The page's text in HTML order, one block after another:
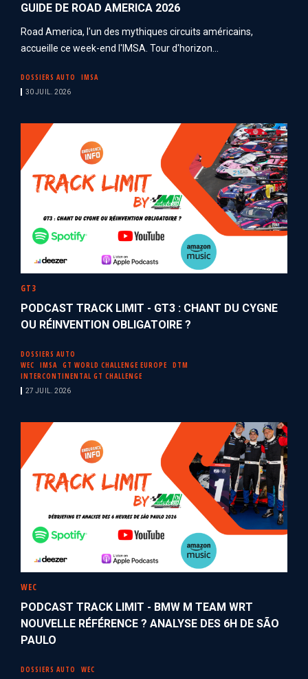
GUIDE DE ROAD AMERICA 2026
Road America, l'un des mythiques circuits américains,
accueille ce week-end l'IMSA. Tour d'horizon...
DOSSIERS AUTO IMSA
30 JUIL. 2026
GT3
PODCAST TRACK LIMIT - GT3 : CHANT DU CYGNE
OU RÉINVENTION OBLIGATOIRE ?
DOSSIERS AUTO
WEC
IMSA GT WORLD CHALLENGE EUROPE
DTM
INTERCONTINENTAL GT CHALLENGE
27 JUIL. 2026
WEC
PODCAST TRACK LIMIT - BMW M TEAM WRT
NOUVELLE RÉFÉRENCE ? ANALYSE DES 6H DE SÃO
PAULO
DOSSIERS AUTO WEC